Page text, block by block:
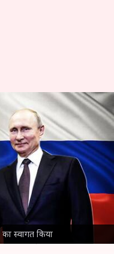
स्वागत किया
की 'स्वतंत्र
स्थिति' का स्वागत
परिषद (UNSC) में
साझेदारी को